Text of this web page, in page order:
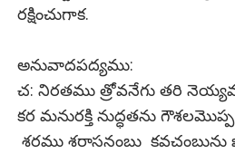
రక్షించుగాక.
అనువాదపద్యము:
చ: నిరతము త్రోవనేగు తరి
కర మనురక్తి నుద్ధతను
శరము శరాసనంబు